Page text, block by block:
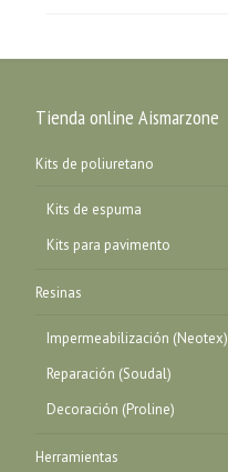
Tienda online Aismarzone
Kits de poliuretano
Kits de espuma
Kits para pavimento
Resinas
Impermeabilización (Neotex)
Reparación (Soudal)
Decoración (Proline)
Herramientas